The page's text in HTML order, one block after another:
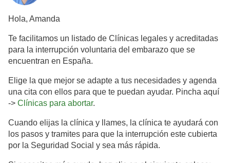
Hola, Amanda
Te facilitamos un listado de Clínicas legales y acreditadas
para la interrupción voluntaria del embarazo que se
encuentran en España.
Elige la que mejor se adapte a tus necesidades y agenda
una cita con ellos para que te puedan ayudar. Pincha aquí
-> Clínicas para abortar.
Cuando elijas la clínica y llames, la clínica te ayudará con
los pasos y tramites para que la interrupción este cubierta
por la Seguridad Social y sea más rápida.